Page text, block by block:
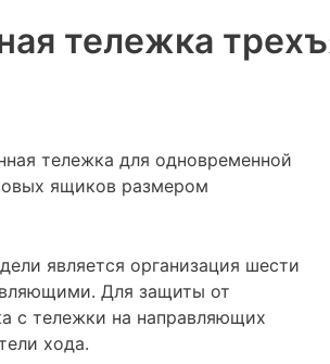
тележка
тележка для одновременной
ящиков размером
является организация шести
Для защиты от
с тележки на направляющих
хода.